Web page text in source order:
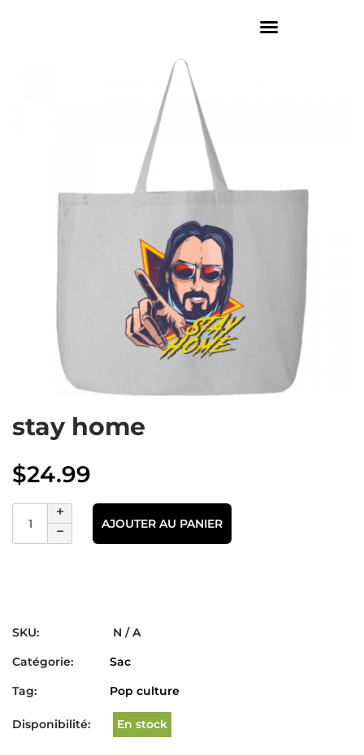
stay home
$24.99
AJOUTER AU PANIER
SKU:
N / A
Catégorie:
Sac
Tag:
Pop culture
Disponibilité: En stock